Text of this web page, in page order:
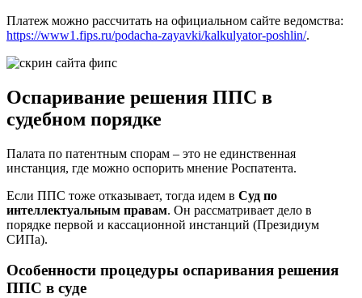
Платеж можно рассчитать на официальном сайте ведомства:
https://www1.fips.ru/podacha-zayavki/kalkulyator-poshlin/.
Оспаривание решения ППС в
судебном порядке
Палата по патентным спорам – это не единственная
инстанция, где можно оспорить мнение Роспатента.
Если ППС тоже отказывает, тогда идем в Суд по
интеллектуальным правам. Он рассматривает дело в
порядке первой и кассационной инстанций (Президиум
СИПа).
Особенности процедуры оспаривания решения
ППС в суде